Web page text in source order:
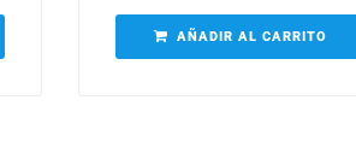
AÑADIR AL CARRITO